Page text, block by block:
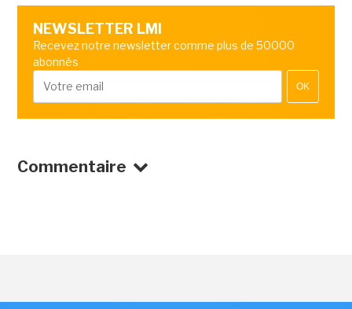
NEWSLETTER LMI
Recevez notre newsletter comme plus de 50000
abonnés
OK
Commentaire